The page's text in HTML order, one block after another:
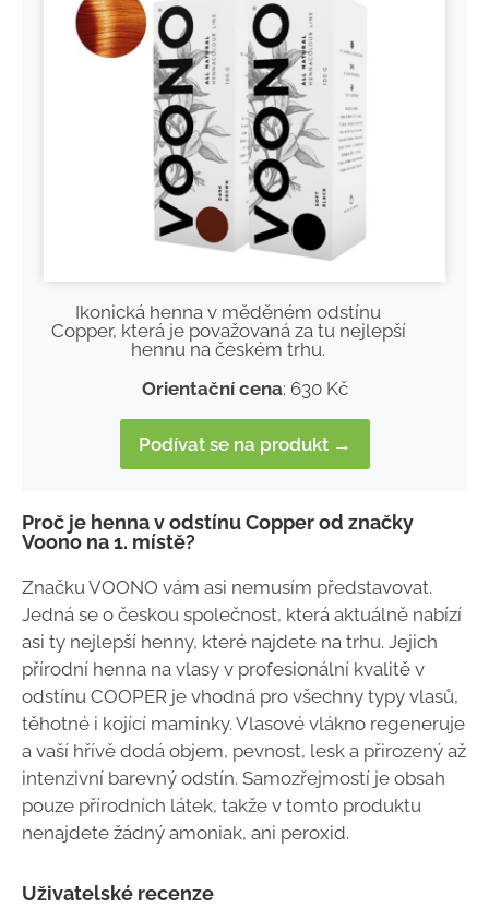
Ikonická henna v měděném odstínu
Copper, která je považovaná za tu nejlepší
hennu na českém trhu.
Orientační cena: 630 Kč
Podívat se na produkt →
Proč je henna v odstínu Copper od značky
Voono na 1. místě?
Značku VOONO vám asi nemusím představovat.
Jedná se o českou společnost, která aktuálně nabízí
asi ty nejlepší henny, které najdete na trhu. Jejich
přírodní henna na vlasy v profesionální kvalitě v
odstínu COOPER je vhodná pro všechny typy vlasů,
těhotné i kojící maminky. Vlasové vlákno regeneruje
a vaší hřívě dodá objem, pevnost, lesk a přirozený až
intenzivní barevný odstín. Samozřejmostí je obsah
pouze přírodních látek, takže v tomto produktu
nenajdete žádný amoniak, ani peroxid.
Uživatelské recenze